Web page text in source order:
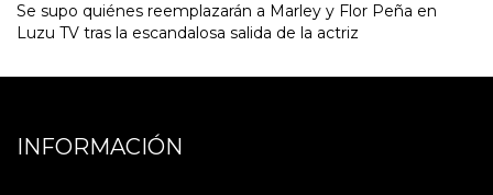
Se supo quiénes reemplazarán a Marley y Flor Peña en
Luzu TV tras la escandalosa salida de la actriz
INFORMACIÓN